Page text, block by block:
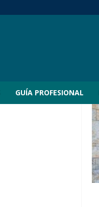
GUÍA PROFESIONAL